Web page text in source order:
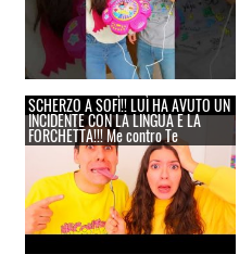
SCHERZO A SOFÌ!! LUÌ HA AVUTO UN
INCIDENTE CON LA LINGUA E LA
FORCHETTA!!! Me contro Te